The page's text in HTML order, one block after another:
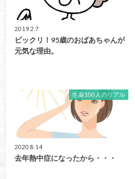
2019.2.7
ビックリ！95歳のおばあちゃんが
元気な理由。
生薬100人のリアル
2020.8.14
去年熱中症になったから・・・